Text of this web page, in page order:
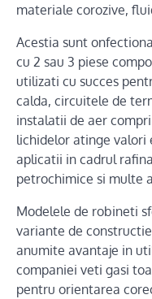
materiale corozive,
Acestia sunt
cu 2 sau 3 piese
utilizati cu succes
calda, circuitele de
instalatii de aer
lichidelor atinge valori
aplicatii in cadrul
petrochimice si multe
Modelele de robineti
variante de
anumite avantaje in
companiei veti gasi
pentru orientarea